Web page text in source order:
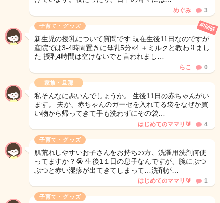
めぐみ 3
子育て・グッズ
新生児の授乳について質問です 現在生後11日なのですが
産院では3-4時間置きに母乳5分×4 ＋ミルクと教わりまし
た 授乳4時間は空けないでと言われまし…
未回答
らこ 0
家族・旦那
私そんなに悪いんでしょうか。 生後11日の赤ちゃんがい
ます。 夫が、赤ちゃんのガーゼを入れてる袋をなぜか買
い物から帰ってきて手も洗わずにその袋…
はじめてのママリ🔰 4
子育て・グッズ
肌荒れしやすいお子さんをお持ちの方、洗濯用洗剤何使
ってますか？😭 生後1１日の息子なんですが、腕にぶつ
ぶつと赤い湿疹が出てきてしまって…洗剤が…
はじめてのママリ🔰 1
子育て・グッズ